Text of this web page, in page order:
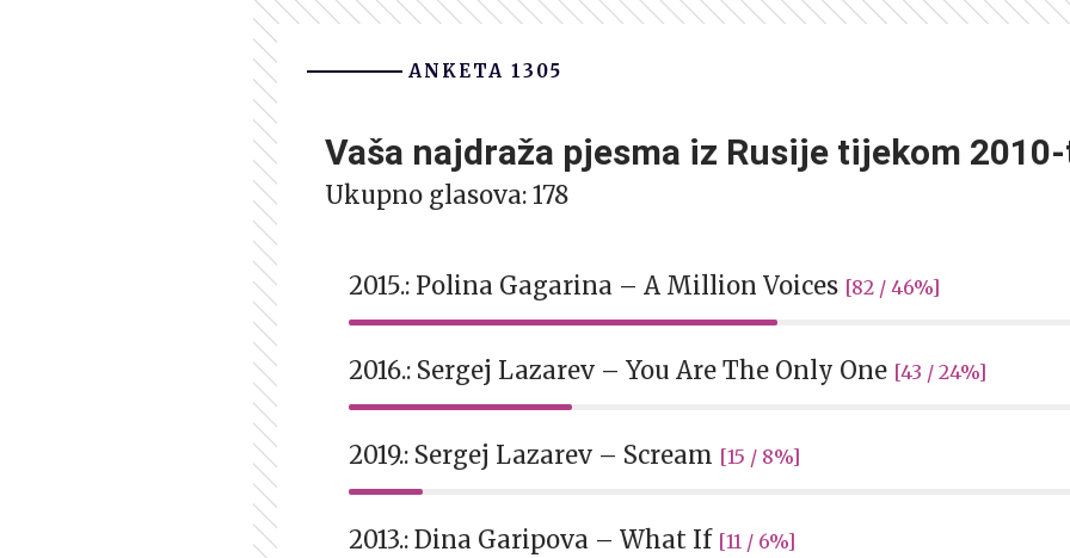
ANKETA 1305
Vaša najdraža pjesma iz Rusije tijekom
Ukupno glasova: 178
2015.: Polina Gagarina – A Million Voices [82 / 46%]
2016.: Sergej Lazarev – You Are The Only One [43 / 24%]
2019.: Sergej Lazarev – Scream [15 / 8%]
2013.: Dina Garipova – What If [11 / 6%]